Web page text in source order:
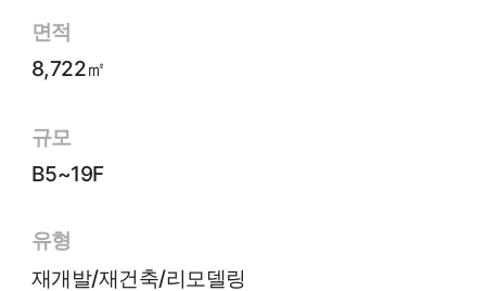
면적
8,722㎡
규모
B5~19F
유형
재개발/재건축/리모델링